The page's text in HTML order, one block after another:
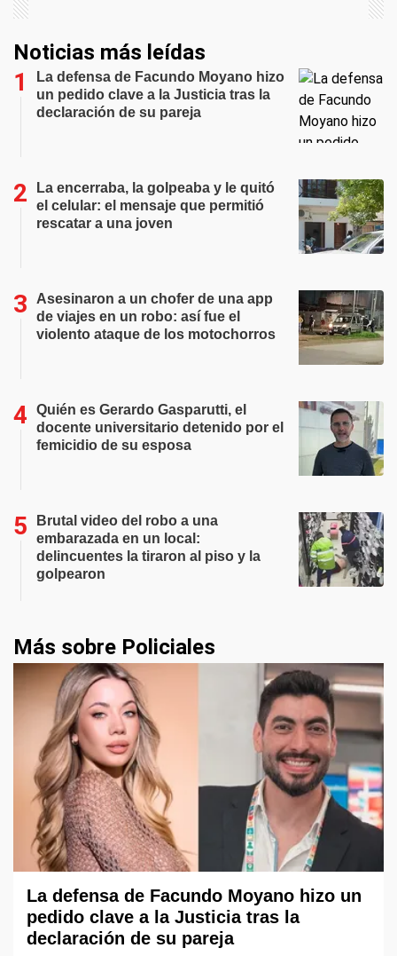
Noticias más leídas
La defensa de Facundo Moyano hizo
un pedido clave a la Justicia tras la
declaración de su pareja
La encerraba, la golpeaba y le quitó
el celular: el mensaje que permitió
rescatar a una joven
Asesinaron a un chofer de una app
de viajes en un robo: así fue el
violento ataque de los motochorros
Quién es Gerardo Gasparutti, el
docente universitario detenido por el
femicidio de su esposa
Brutal video del robo a una
embarazada en un local:
delincuentes la tiraron al piso y la
golpearon
Más sobre Policiales
La defensa de Facundo Moyano hizo un
pedido clave a la Justicia tras la
declaración de su pareja